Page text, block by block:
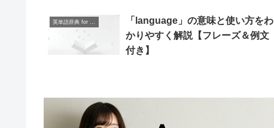
「language」の意味と使い方をわ
かりやすく解説【フレーズ＆例文
付き】